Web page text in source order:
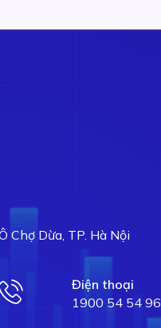
Chợ Dừa, TP. Hà Nội
Điện thoại
1900 54 54 96